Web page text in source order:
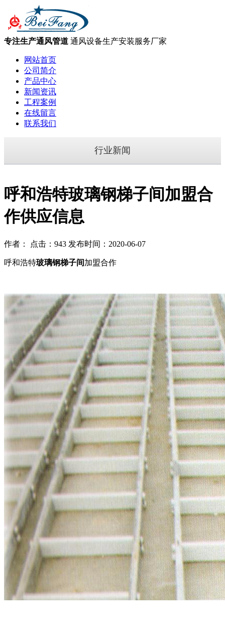
专注生产通风管道 通风设备生产安装服务厂家
网站首页
公司简介
产品中心
新闻资讯
工程案例
在线留言
联系我们
行业新闻
呼和浩特玻璃钢梯子间加盟合
作供应信息
作者： 点击：943 发布时间：2020-06-07
呼和浩特玻璃钢梯子间加盟合作